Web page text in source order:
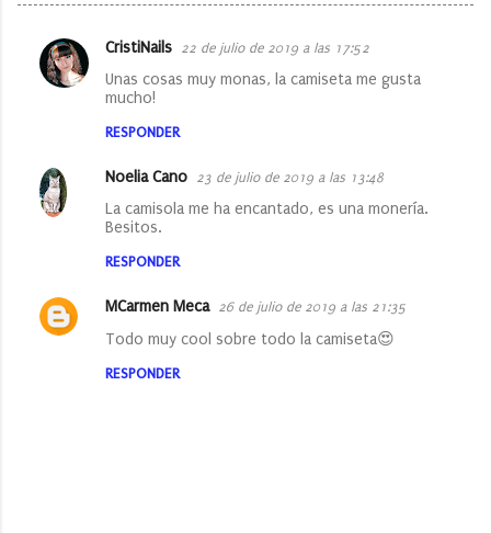
C
n
t
i
o
CristiNails 22 de julio de 2019 a las 17:52
Unas cosas muy monas, la camiseta me gusta
mucho!
RESPONDER
Noelia Cano 23 de julio de 2019 a las 13:48
La camisola me ha encantado, es una monería.
Besitos.
RESPONDER
MCarmen Meca 26 de julio de 2019 a las 21:35
Todo muy cool sobre todo la camiseta😍
RESPONDER